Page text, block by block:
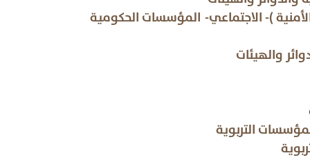
)- الاجتماعي- المؤسسات الحكومية
والهيئات
المؤسسات التربوية
التربوية